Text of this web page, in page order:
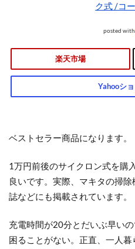
ク式 /コ
posted with
楽天市場
Yahooシ
ベストセラー商品になります。
1万円前後のサイクロン式を購
良いです。実際、マキタの掃
誌などにも掲載されています。
充電時間が20分とだいぶ早い
困ることがない。正直、一人